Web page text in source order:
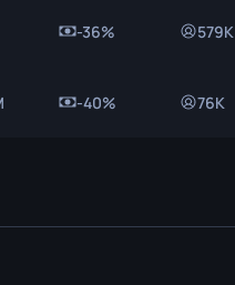
-36% 579K
-40% 76K